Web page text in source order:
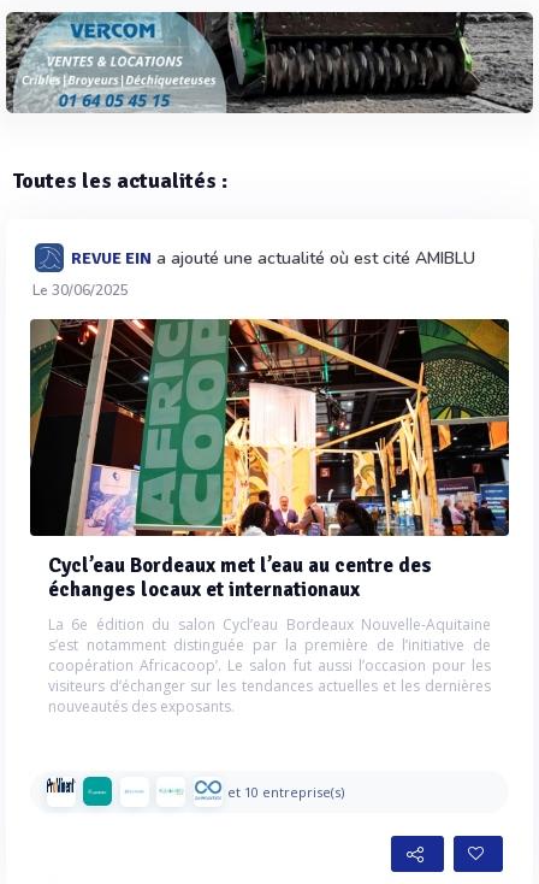
Toutes les actualités :
REVUE EIN a ajouté une actualité où est cité AMIBLU
Le 30/06/2025
Cycl’eau Bordeaux met l’eau au centre des
échanges locaux et internationaux
La 6e édition du salon Cycl’eau Bordeaux Nouvelle-Aquitaine
s’est notamment distinguée par la première de l’initiative de
coopération Africacoop’. Le salon fut aussi l’occasion pour les
visiteurs d’échanger sur les tendances actuelles et les dernières
nouveautés des exposants.
et 10 entreprise(s)